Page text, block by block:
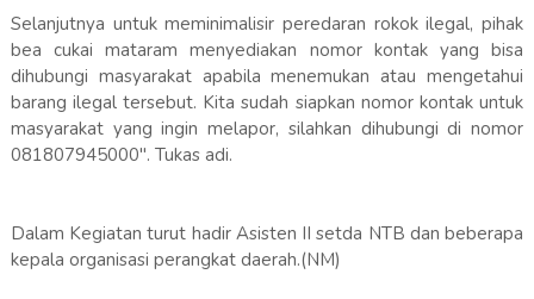
Selanjutnya untuk meminimalisir peredaran rokok ilegal, pihak
bea cukai mataram menyediakan nomor kontak yang bisa
dihubungi masyarakat apabila menemukan atau mengetahui
barang ilegal tersebut. Kita sudah siapkan nomor kontak untuk
masyarakat yang ingin melapor, silahkan dihubungi di nomor
081807945000". Tukas adi.
Dalam Kegiatan turut hadir Asisten II setda NTB dan beberapa
kepala organisasi perangkat daerah.(NM)